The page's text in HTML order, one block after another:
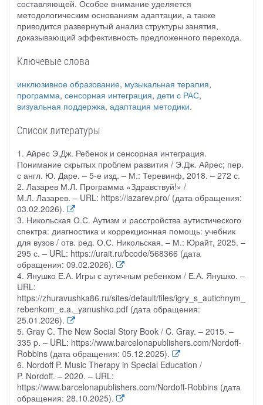
составляющей. Особое внимание уделяется
методологическим основаниям адаптации, а также
приводится развернутый анализ структуры занятия,
доказывающий эффективность предложенного перехода.
Ключевые слова
инклюзивное образование, музыкальная терапия,
программа, сенсорная интеграция, дети с РАС,
визуальная поддержка, адаптация методики.
Список литературы
1. Айрес Э.Дж. Ребенок и сенсорная интеграция.
Понимание скрытых проблем развития / Э.Дж. Айрес; пер.
с англ. Ю. Даре. – 5-е изд. – М.: Теревинф, 2018. – 272 с.
2. Лазарев М.Л. Программа «Здравствуй!» /
М.Л. Лазарев. – URL: https://lazarev.pro/ (дата обращения:
03.02.2026).
3. Никольская О.С. Аутизм и расстройства аутистического
спектра: диагностика и коррекционная помощь: учебник
для вузов / отв. ред. О.С. Никольская. – М.: Юрайт, 2025. –
295 с. – URL: https://urait.ru/bcode/568366 (дата
обращения: 09.02.2026).
4. Янушко Е.А. Игры с аутичным ребенком / Е.А. Янушко. –
URL:
https://zhuravushka86.ru/sites/default/files/igry_s_autichnym_
rebenkom_e.a._yanushko.pdf (дата обращения:
25.01.2026).
5. Gray C. The New Social Story Book / C. Gray. – 2015. –
335 p. – URL: https://www.barcelonapublishers.com/Nordoff-
Robbins (дата обращения: 05.12.2025).
6. Nordoff P. Music Therapy in Special Education /
P. Nordoff. – 2020. – URL:
https://www.barcelonapublishers.com/Nordoff-Robbins (дата
обращения: 28.10.2025).